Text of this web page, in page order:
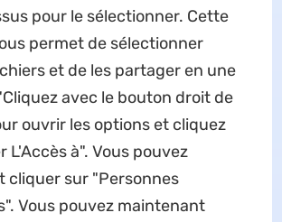
pour le sélectionner. Cette
permet de sélectionner
et de les partager en une
avec le bouton droit de
ouvrir les options et cliquez
L'Accès à". Vous pouvez
cliquer sur "Personnes
Vous pouvez maintenant